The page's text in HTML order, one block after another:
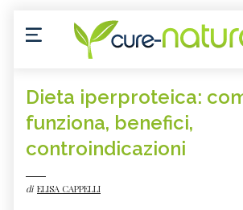
Dieta iperproteica:
funziona, benefici,
controindicazioni
di ELISA CAPPELLI